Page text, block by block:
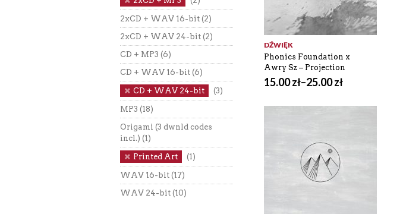
DŹWIĘK
Phonics Foundation x
Awry Sz – Projection
15.00zł–25.00zł
2xCD + WAV 16-bit (2)
2xCD + WAV 24-bit (2)
CD + MP3 (6)
CD + WAV 16-bit (6)
CD + WAV 24-bit (3)
MP3 (18)
Origami (3 dwnld codes
incl.) (1)
Printed Art (1)
WAV 16-bit (17)
WAV 24-bit (10)